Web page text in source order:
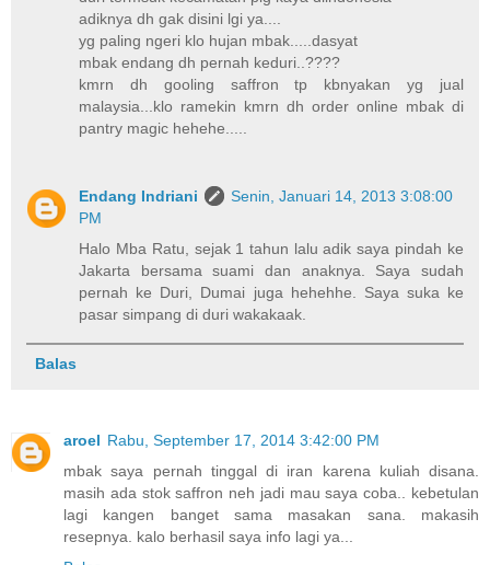
adiknya dh gak disini lgi ya....
yg paling ngeri klo hujan mbak.....dasyat
mbak endang dh pernah keduri..????
kmrn dh gooling saffron tp kbnyakan yg jual
malaysia...klo ramekin kmrn dh order online mbak di
pantry magic hehehe.....
Endang Indriani
Senin, Januari 14, 2013 3:08:00
PM
Halo Mba Ratu, sejak 1 tahun lalu adik saya pindah ke
Jakarta bersama suami dan anaknya. Saya sudah
pernah ke Duri, Dumai juga hehehhe. Saya suka ke
pasar simpang di duri wakakaak.
Balas
aroel Rabu, September 17, 2014 3:42:00 PM
mbak saya pernah tinggal di iran karena kuliah disana.
masih ada stok saffron neh jadi mau saya coba.. kebetulan
lagi kangen banget sama masakan sana. makasih
resepnya. kalo berhasil saya info lagi ya...